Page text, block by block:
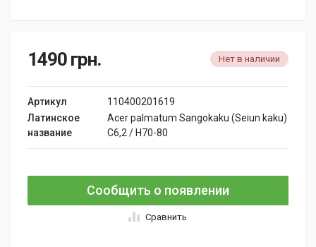
1490 грн. Нет в наличии
Артикул
110400201619
Латинское
название
Acer palmatum Sangokaku (Seiun kaku)
C6,2 / H70-80
Сообщить о появлении
Сравнить